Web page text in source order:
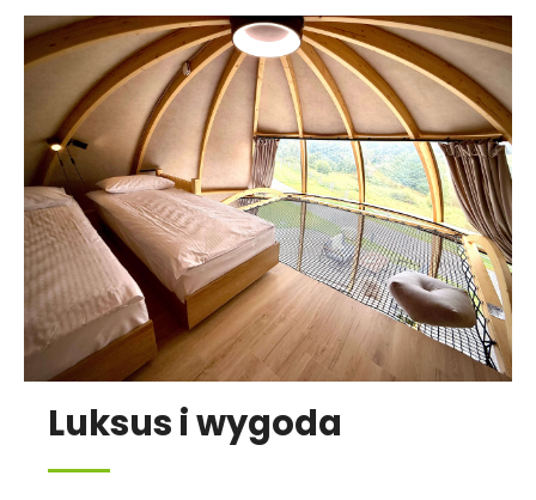
Luksus i wygoda